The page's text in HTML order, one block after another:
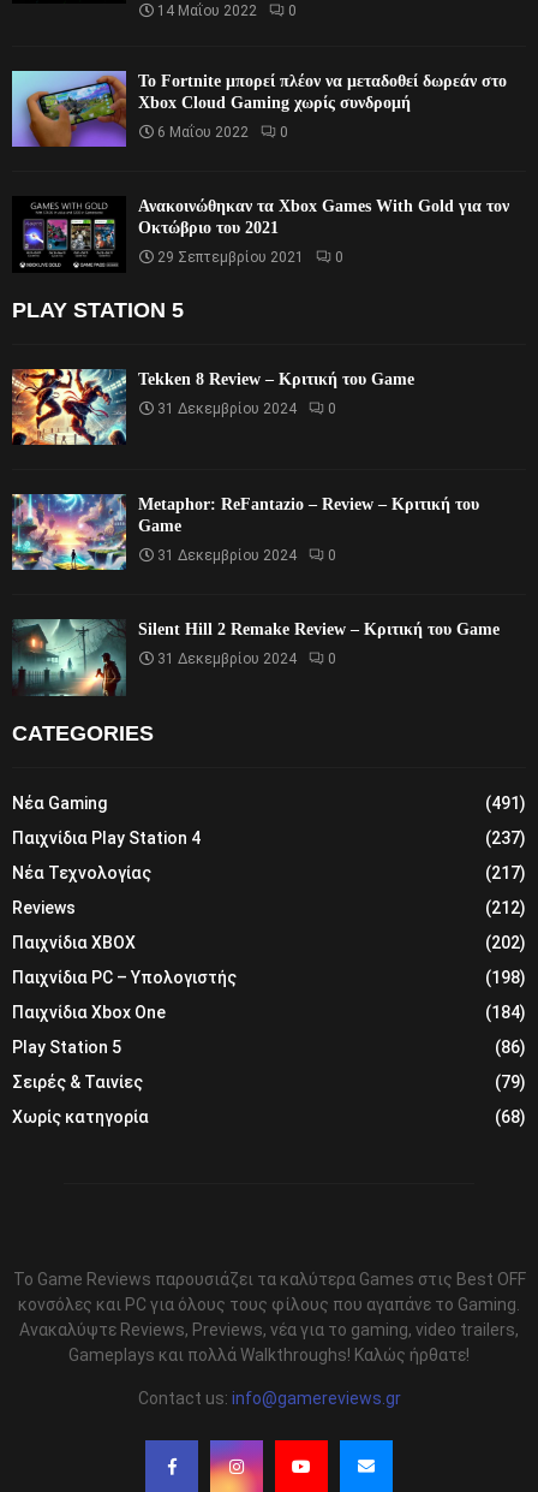
14 Μαΐου 2022 0
Το Fortnite μπορεί πλέον να μεταδοθεί δωρεάν στο
Xbox Cloud Gaming χωρίς συνδρομή
6 Μαΐου 2022 0
Ανακοινώθηκαν τα Xbox Games With Gold για τον
Οκτώβριο του 2021
29 Σεπτεμβρίου 2021 0
PLAY STATION 5
Tekken 8 Review – Κριτική του Game
31 Δεκεμβρίου 2024 0
Metaphor: ReFantazio – Review – Κριτική του
Game
31 Δεκεμβρίου 2024 0
Silent Hill 2 Remake Review – Κριτική του Game
31 Δεκεμβρίου 2024 0
CATEGORIES
Νέα Gaming
(491)
Παιχνίδια Play Station 4
(237)
Νέα Τεχνολογίας
(217)
Reviews
(212)
Παιχνίδια XBOX
(202)
Παιχνίδια PC – Υπολογιστής
(198)
Παιχνίδια Xbox One
(184)
Play Station 5
(86)
Σειρές & Ταινίες
(79)
Χωρίς κατηγορία
(68)
Το Game Reviews παρουσιάζει τα καλύτερα Games στις Best OFF
κονσόλες και PC για όλους τους φίλους που αγαπάνε το Gaming.
Ανακαλύψτε Reviews, Previews, νέα για το gaming, video trailers,
Gameplays και πολλά Walkthroughs! Καλώς ήρθατε!
Contact us: info@gamereviews.gr